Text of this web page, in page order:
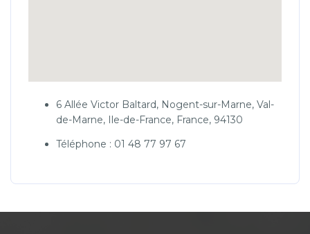
6 Allée Victor Baltard, Nogent-sur-Marne, Val-
de-Marne, Ile-de-France, France, 94130
Téléphone : 01 48 77 97 67